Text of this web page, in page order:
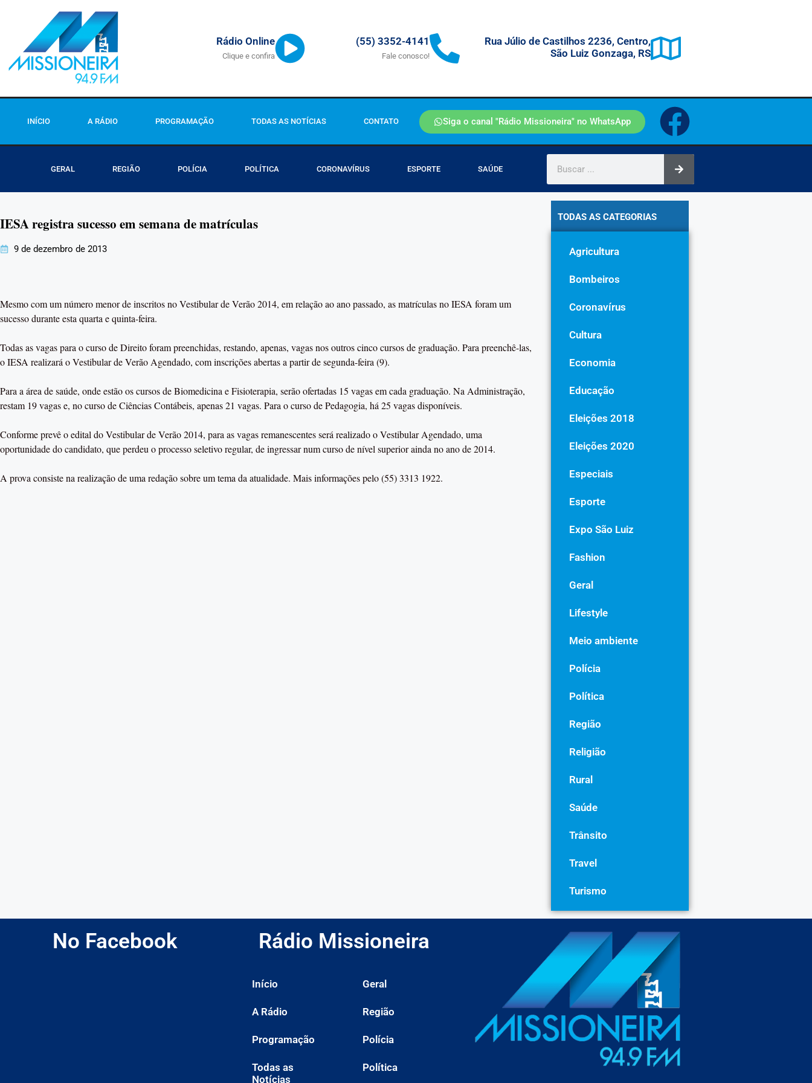
Rádio Online
Clique e confira
(55) 3352-4141
Fale conosco!
Rua Júlio de Castilhos 2236, Centro,
São Luiz Gonzaga, RS
INÍCIO A RÁDIO PROGRAMAÇÃO TODAS AS NOTÍCIAS CONTATO Siga o canal "Rádio Missioneira" no WhatsApp
GERAL REGIÃO POLÍCIA POLÍTICA CORONAVÍRUS ESPORTE SAÚDE
IESA registra sucesso em semana de matrículas
9 de dezembro de 2013
Mesmo com um número menor de inscritos no Vestibular de Verão 2014, em relação ao ano passado, as matrículas no IESA foram um
sucesso durante esta quarta e quinta-feira.
Todas as vagas para o curso de Direito foram preenchidas, restando, apenas, vagas nos outros cinco cursos de graduação. Para preenchê-las,
o IESA realizará o Vestibular de Verão Agendado, com inscrições abertas a partir de segunda-feira (9).
Para a área de saúde, onde estão os cursos de Biomedicina e Fisioterapia, serão ofertadas 15 vagas em cada graduação. Na Administração,
restam 19 vagas e, no curso de Ciências Contábeis, apenas 21 vagas. Para o curso de Pedagogia, há 25 vagas disponíveis.
Conforme prevê o edital do Vestibular de Verão 2014, para as vagas remanescentes será realizado o Vestibular Agendado, uma
oportunidade do candidato, que perdeu o processo seletivo regular, de ingressar num curso de nível superior ainda no ano de 2014.
A prova consiste na realização de uma redação sobre um tema da atualidade. Mais informações pelo (55) 3313 1922.
TODAS AS CATEGORIAS
Agricultura
Bombeiros
Coronavírus
Cultura
Economia
Educação
Eleições 2018
Eleições 2020
Especiais
Esporte
Expo São Luiz
Fashion
Geral
Lifestyle
Meio ambiente
Polícia
Política
Região
Religião
Rural
Saúde
Trânsito
Travel
Turismo
No Facebook Rádio Missioneira
Início
A Rádio
Programação
Todas as
Notícias
Geral
Região
Polícia
Política